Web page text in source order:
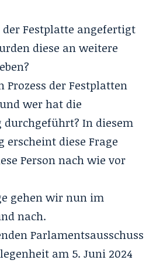
Festplatte angefertigt
diese an weitere
Prozess der Festplatten
wer hat die
durchgeführt? In diesem
erscheint diese Frage
Person nach wie vor
gehen wir nun im
nach.
Parlamentsausschuss
am 5. Juni 2024